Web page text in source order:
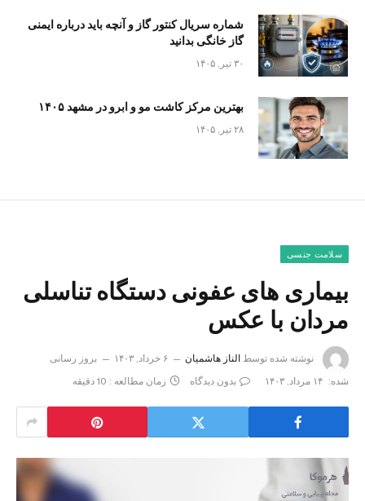
شماره سریال کنتور گاز و آنچه باید درباره ایمنی
گاز خانگی بدانید
۳۰ تیر, ۱۴۰۵
بهترین مرکز کاشت مو و ابرو در مشهد ۱۴۰۵
۲۸ تیر, ۱۴۰۵
سلامت جنسی
بیماری های عفونی دستگاه تناسلی
مردان با عکس
نوشته شده توسط الناز هاشمیان ۶ خرداد, ۱۴۰۳
بروز رسانی
شده: ۱۴ مرداد, ۱۴۰۳ بدون دیدگاه زمان مطالعه : 10 دقیقه